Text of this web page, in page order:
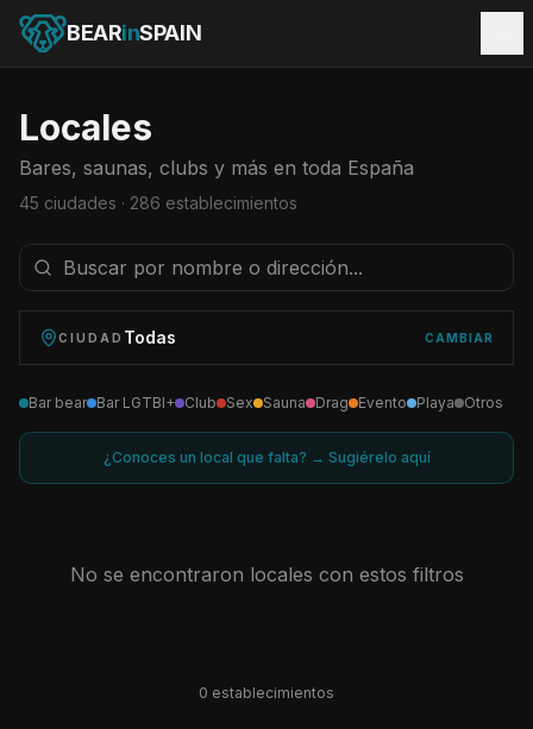
BEARinSPAIN
Locales
Bares, saunas, clubs y más en toda España
45 ciudades · 286 establecimientos
CIUDAD Todas CAMBIAR
Bar bear Bar LGTBI+ Club Sex Sauna Drag Evento Playa Otros
¿Conoces un local que falta? → Sugiérelo aquí
No se encontraron locales con estos filtros
0 establecimientos